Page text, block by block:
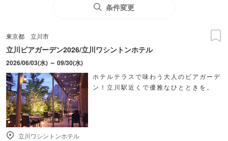
条件変更
東京都 立川市
立川ビアガーデン2026/立川ワシントンホテル
2026/06/03(水) ～ 09/30(水)
ホテルテラスで味わう大人のビアガーデ
ン！立川駅近くで優雅なひとときを。
立川ワシントンホテル